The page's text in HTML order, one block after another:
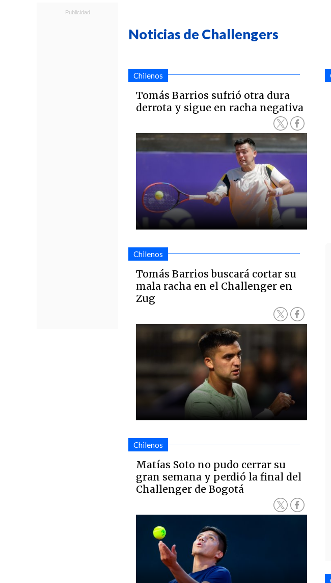
Noticias de Challengers
Chilenos
Tomás Barrios sufrió otra dura
derrota y sigue en racha negativa
Chilenos
Tomás Barrios buscará cortar su
mala racha en el Challenger en
Zug
Chilenos
Matías Soto no pudo cerrar su
gran semana y perdió la final del
Challenger de Bogotá